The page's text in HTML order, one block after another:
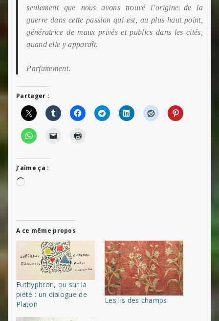
seulement que nous avons trouvé l’origine de la
guerre dans cette passion qui est, au plus haut point,
génératrice de maux privés et publics dans les cités,
quand elle y apparaît.
Parfaitement.
Partager :
J’aime ça :
Chargement…
A ce même propos
Euthyphron, ou sur la
piété : un dialogue de
Platon
Les lis des champs